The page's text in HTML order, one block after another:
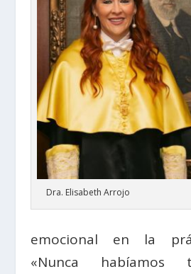
Dra. Elisabeth Arrojo
emocional en la
«Nunca habíamos